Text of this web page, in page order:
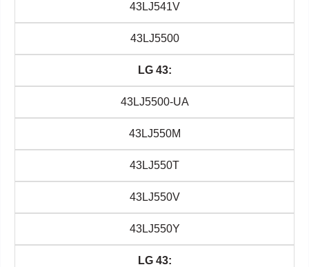
43LJ541V
43LJ5500
LG 43:
43LJ5500-UA
43LJ550M
43LJ550T
43LJ550V
43LJ550Y
LG 43: